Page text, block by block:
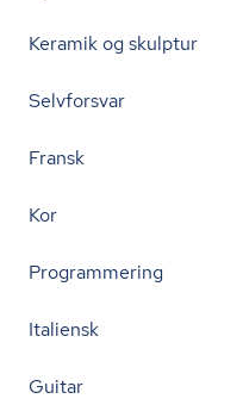
Keramik og skulptur
Selvforsvar
Fransk
Kor
Programmering
Italiensk
Guitar